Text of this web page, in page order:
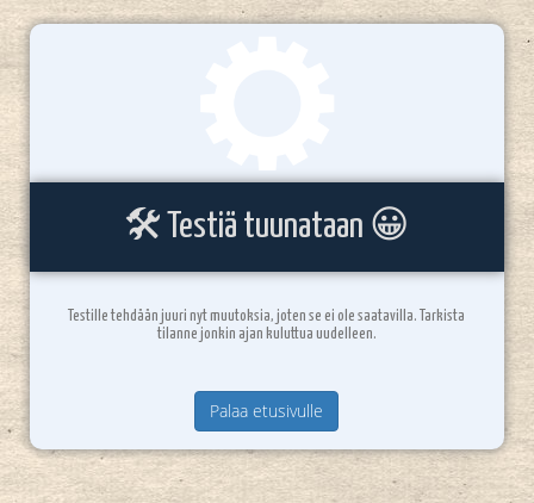
🛠️ Testiä tuunataan 😀
Testille tehdään juuri nyt muutoksia, joten se ei ole saatavilla. Tarkista
tilanne jonkin ajan kuluttua uudelleen.
Palaa etusivulle